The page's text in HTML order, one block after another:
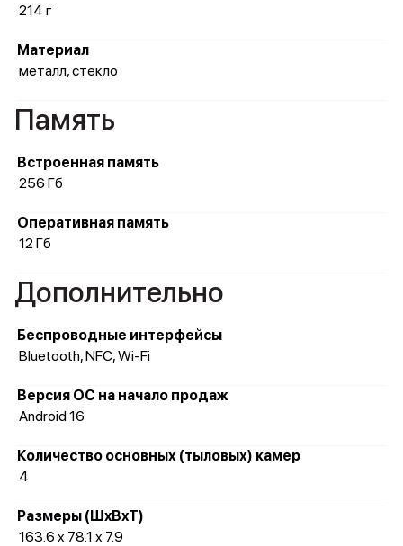
214 г
Материал
металл, стекло
Память
Встроенная память
256 Гб
Оперативная память
12 Гб
Дополнительно
Беспроводные интерфейсы
Bluetooth, NFC, Wi-Fi
Версия ОС на начало продаж
Android 16
Количество основных (тыловых) камер
4
Размеры (ШxВxТ)
163.6 x 78.1 x 7.9